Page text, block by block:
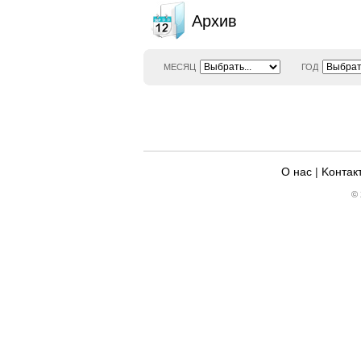
Архив
МЕСЯЦ ГОД
О нас |
©